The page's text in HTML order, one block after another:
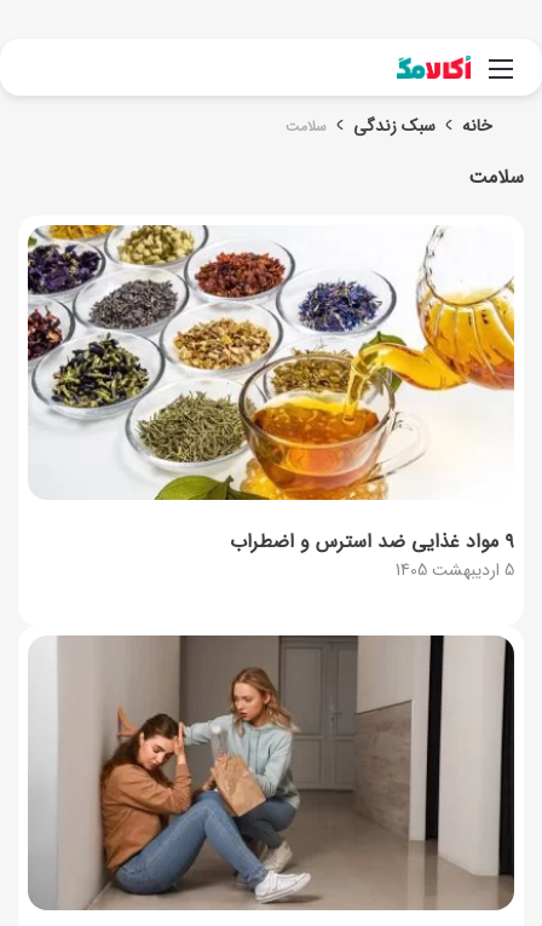
منو
خانه سبک زندگی سلامت
سلامت
5 اردیبهشت 1405
۹ مواد غذایی ضد استرس و اضطراب